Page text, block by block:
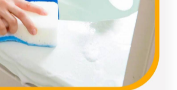
全てのカテゴリー
エアコン
春日部市のハウスクリーニング
草加市のハウスクリーニング